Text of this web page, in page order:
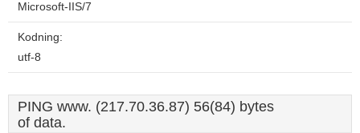
Microsoft-IIS/7
Kodning:
utf-8
PING www. (217.70.36.87) 56(84) bytes
of data.